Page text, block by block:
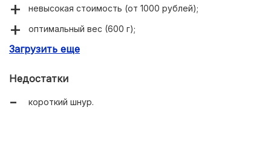
невысокая стоимость (от 1000 рублей);
оптимальный вес (600 г);
расширенные края воронки.
Загрузить еще
Недостатки
короткий шнур.